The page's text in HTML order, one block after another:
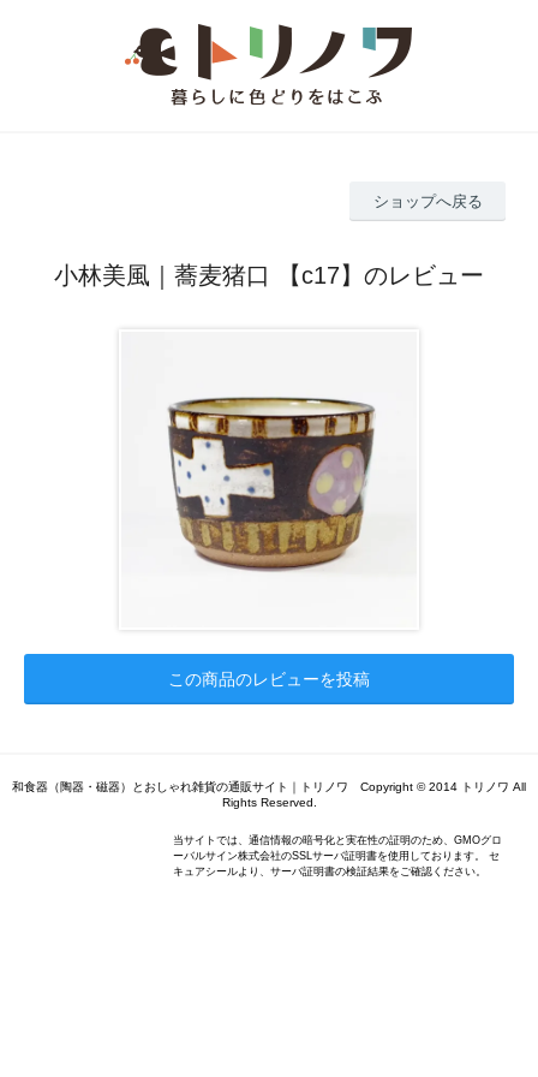
ショップへ戻る
小林美風｜蕎麦猪口 【c17】のレビュー
この商品のレビューを投稿
和食器（陶器・磁器）とおしゃれ雑貨の通販サイト｜トリノワ Copyright © 2014 トリノワ All
Rights Reserved.
当サイトでは、通信情報の暗号化と実在性の証明のため、GMOグロ
ーバルサイン株式会社のSSLサーバ証明書を使用しております。 セ
キュアシールより、サーバ証明書の検証結果をご確認ください。